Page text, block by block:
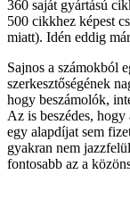
360 saját gyártású
500 cikkhez képest
miatt). Idén eddig
Sajnos a számokból
szerkesztőségének
hogy beszámolók,
Az is beszédes,
egy alapdíjat sem
gyakran nem
fontosabb az a